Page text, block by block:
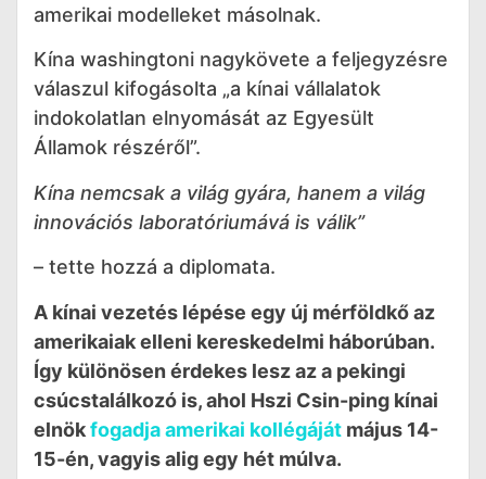
amerikai modelleket másolnak.
Kína washingtoni nagykövete a feljegyzésre
válaszul kifogásolta „a kínai vállalatok
indokolatlan elnyomását az Egyesült
Államok részéről”.
Kína nemcsak a világ gyára, hanem a világ
innovációs laboratóriumává is válik”
– tette hozzá a diplomata.
A kínai vezetés lépése egy új mérföldkő az
amerikaiak elleni kereskedelmi háborúban.
Így különösen érdekes lesz az a pekingi
csúcstalálkozó is, ahol Hszi Csin-ping kínai
elnökfogadja amerikai kollégáját május 14-
15-én, vagyis alig egy hét múlva.